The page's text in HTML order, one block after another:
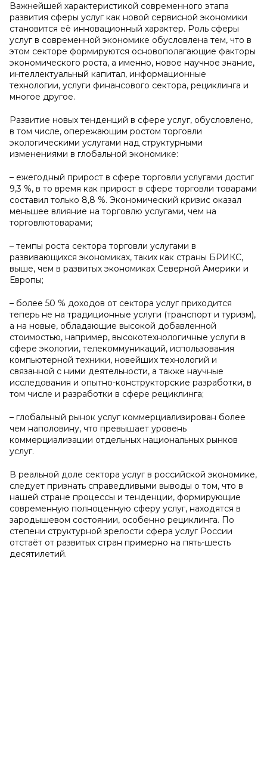
Важнейшей характеристикой современного этапа
развития сферы услуг как новой сервисной экономики
становится её инновационный характер. Роль сферы
услуг в современной экономике обусловлена тем, что в
этом секторе формируются основополагающие факторы
экономического роста, а именно, новое научное знание,
интеллектуальный капитал, информационные
технологии, услуги финансового сектора, рециклинга и
многое другое.
Развитие новых тенденций в сфере услуг, обусловлено,
в том числе, опережающим ростом торговли
экологическими услугами над структурными
изменениями в глобальной экономике:
– ежегодный прирост в сфере торговли услугами достиг
9,3 %, в то время как прирост в сфере торговли товарами
составил только 8,8 %. Экономический кризис оказал
меньшее влияние на торговлю услугами, чем на
торговлютоварами;
– темпы роста сектора торговли услугами в
развивающихся экономиках, таких как страны БРИКС,
выше, чем в развитых экономиках Северной Америки и
Европы;
– более 50 % доходов от сектора услуг приходится
теперь не на традиционные услуги (транспорт и туризм),
а на новые, обладающие высокой добавленной
стоимостью, например, высокотехнологичные услуги в
сфере экологии, телекоммуникаций, использования
компьютерной техники, новейших технологий и
связанной с ними деятельности, а также научные
исследования и опытно-конструкторские разработки, в
том числе и разработки в сфере рециклинга;
– глобальный рынок услуг коммерциализирован более
чем наполовину, что превышает уровень
коммерциализации отдельных национальных рынков
услуг.
В реальной доле сектора услуг в российской экономике,
следует признать справедливыми выводы о том, что в
нашей стране процессы и тенденции, формирующие
современную полноценную сферу услуг, находятся в
зародышевом состоянии, особенно рециклинга. По
степени структурной зрелости сфера услуг России
отстаёт от развитых стран примерно на пять-шесть
десятилетий.